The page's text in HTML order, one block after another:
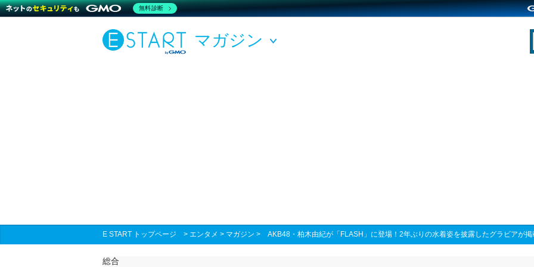
マガジン
E START トップページ > エンタメ > マガジン > AKB48・柏木由紀が「FLASH」に登場！2年ぶりの水着姿を披露したグラビアが掲
総合
無料診断